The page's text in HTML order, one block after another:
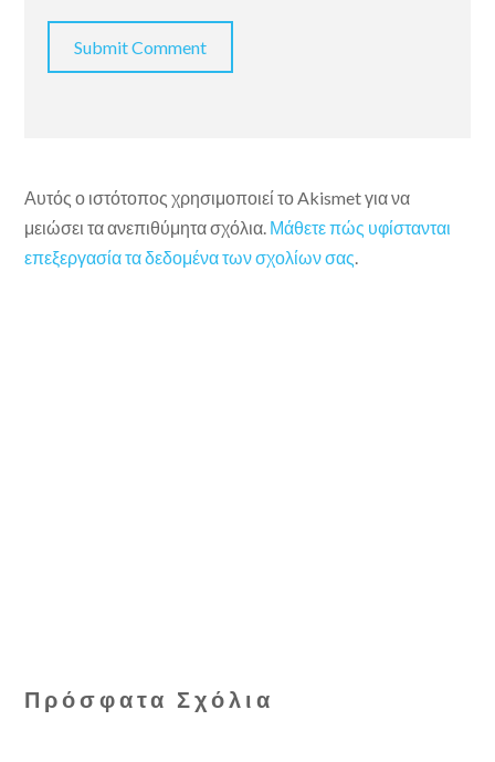
Αυτός ο ιστότοπος χρησιμοποιεί το Akismet για να
μειώσει τα ανεπιθύμητα σχόλια. Μάθετε πώς υφίστανται
επεξεργασία τα δεδομένα των σχολίων σας.
Πρόσφατα Σχόλια